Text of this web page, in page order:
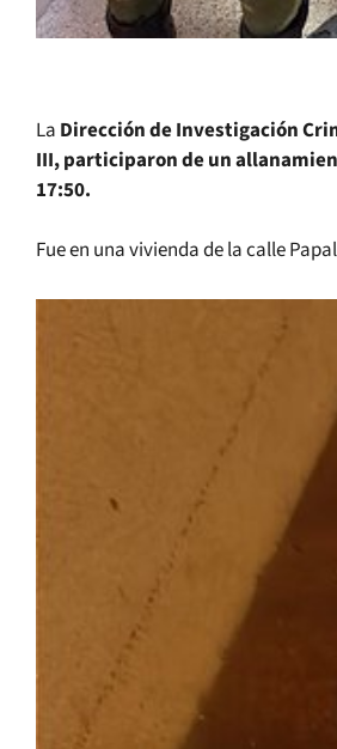
La Dirección de Investigación
III, participaron de un
17:50.
Fue en una vivienda de la calle